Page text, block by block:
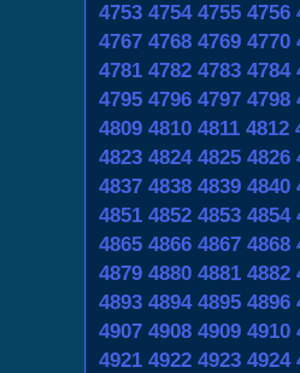
4753 4754 4755 4756
4767 4768 4769 4770
4781 4782 4783 4784
4795 4796 4797 4798
4809 4810 4811 4812
4823 4824 4825 4826
4837 4838 4839 4840
4851 4852 4853 4854
4865 4866 4867 4868
4879 4880 4881 4882
4893 4894 4895 4896
4907 4908 4909 4910
4921 4922 4923 4924